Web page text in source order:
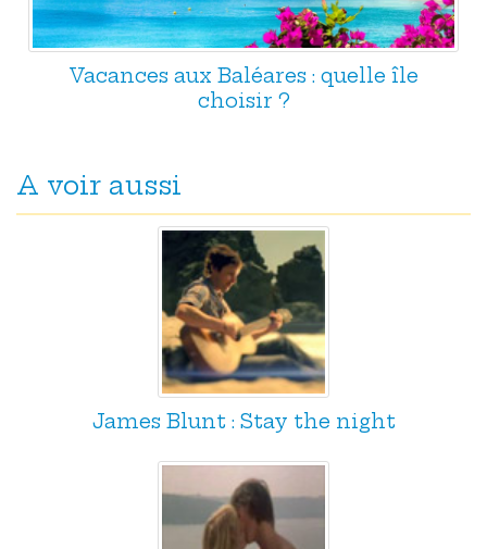
Vacances aux Baléares : quelle île
choisir ?
A voir aussi
James Blunt : Stay the night